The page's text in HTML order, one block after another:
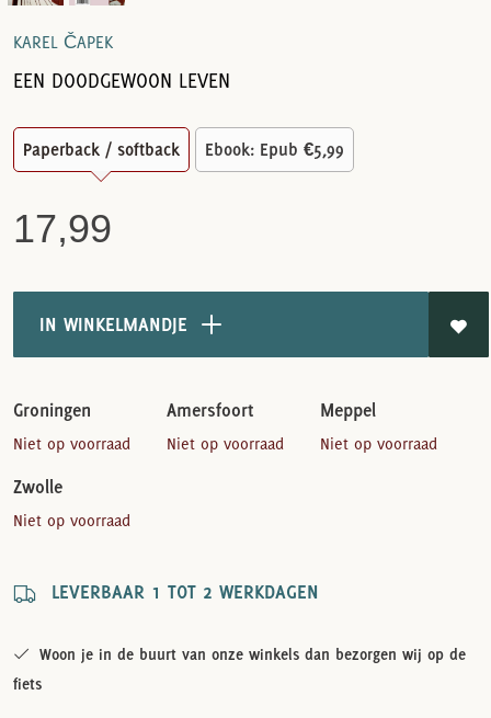
KAREL ČAPEK
EEN DOODGEWOON LEVEN
Paperback / softback Ebook: Epub €5,99
17,99
IN WINKELMANDJE
Groningen
Niet op voorraad
Amersfoort
Niet op voorraad
Meppel
Niet op voorraad
Zwolle
Niet op voorraad
LEVERBAAR 1 TOT 2 WERKDAGEN
Woon je in de buurt van onze winkels dan bezorgen wij op de
fiets